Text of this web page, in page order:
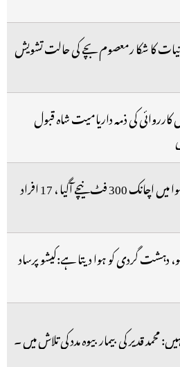
کا شکا رمعصوم بچے کی حالت تشویش
کارروائی کی ذمہ داریامیت شاہ قبول
ایئر انڈیا کا طیارہ ہوا میں اچانک 300 فٹ نیچے آگیا ، 17 افراد
دہشت گردی کو ہوا دیتا ہے:کیشو پرساد
محمد قدیر کی بیمار بیوہ مدد کی تلاش میں ۔